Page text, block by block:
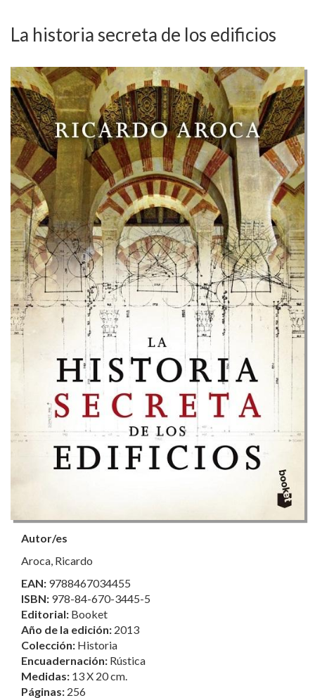
La historia secreta de los edificios
Autor/es
Aroca, Ricardo
EAN: 9788467034455
ISBN: 978-84-670-3445-5
Editorial: Booket
Año de la edición: 2013
Colección: Historia
Encuadernación: Rústica
Medidas: 13 X 20 cm.
Páginas: 256